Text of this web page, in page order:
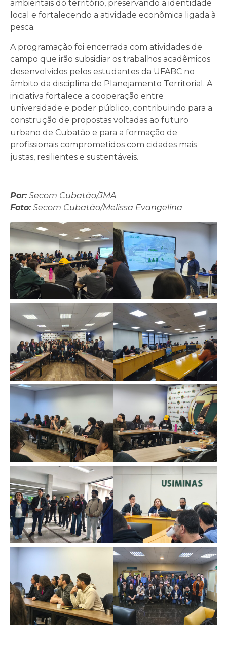
ambientais do território, preservando a identidade
local e fortalecendo a atividade econômica ligada à
pesca.
A programação foi encerrada com atividades de
campo que irão subsidiar os trabalhos acadêmicos
desenvolvidos pelos estudantes da UFABC no
âmbito da disciplina de Planejamento Territorial. A
iniciativa fortalece a cooperação entre
universidade e poder público, contribuindo para a
construção de propostas voltadas ao futuro
urbano de Cubatão e para a formação de
profissionais comprometidos com cidades mais
justas, resilientes e sustentáveis.
Por:Secom Cubatão/JMA
Foto:Secom Cubatão/Melissa Evangelina